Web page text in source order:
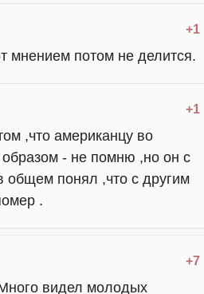
+1
мнением потом не делится.
+1
,что американцу во
- не помню ,но он с
общем понял ,что с другим
.
+7
видел молодых